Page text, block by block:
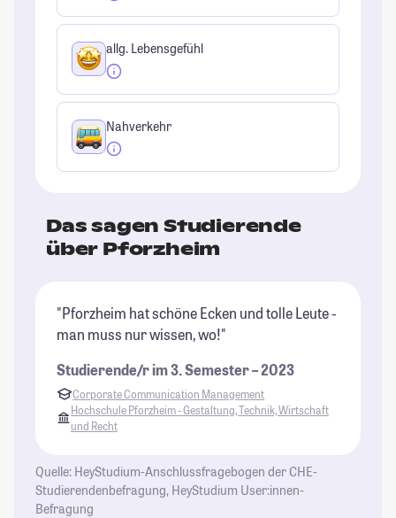
allg. Lebensgefühl
Nahverkehr
Das sagen Studierende
über Pforzheim
"Pforzheim hat schöne Ecken und tolle Leute -
man muss nur wissen, wo!"
Studierende/r im 3. Semester – 2023
Corporate Communication Management
Hochschule Pforzheim - Gestaltung, Technik, Wirtschaft
und Recht
Quelle: HeyStudium-Anschlussfragebogen der CHE-
Studierendenbefragung, HeyStudium User:innen-
Befragung